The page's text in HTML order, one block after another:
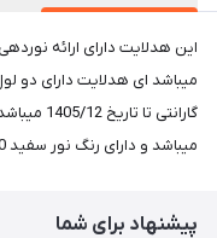
این هدلایت دارای ارائه
میباشد و دارای رنگ نور سفید 6000 کلوین نیز هست
پیشنهاد برای شما